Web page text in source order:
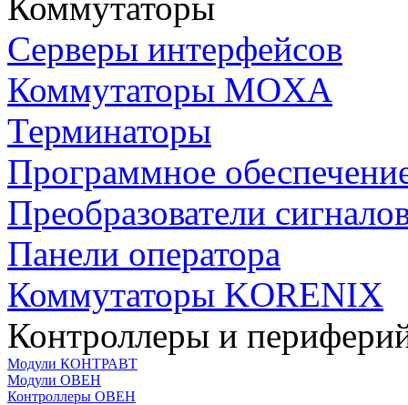
Коммутаторы
Серверы интерфейсов
Коммутаторы MOXA
Терминаторы
Программное
Преобразователи
Панели оператора
Коммутаторы KORENIX
Контроллеры и
Модули КОНТРАВТ
Модули ОВЕН
Контроллеры ОВЕН